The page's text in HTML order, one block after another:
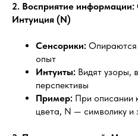
2. Восприятие информации:
Интуиция (N)
Сенсорики: Опираются
опыт
Интуиты: Видят узоры,
перспективы
Пример: При описании
цвета, N — символику и